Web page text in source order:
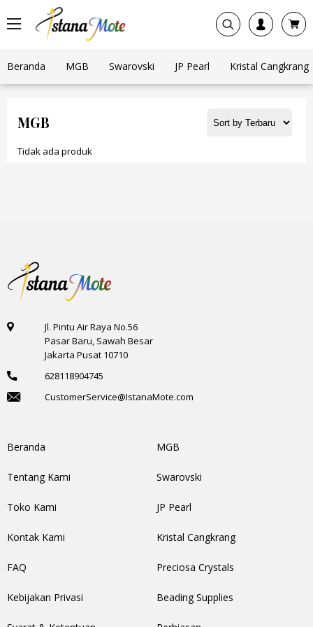
Beranda MGB Swarovski JP Pearl Kristal Cangkrang
MGB
Tidak ada produk
Jl. Pintu Air Raya No.56
Pasar Baru, Sawah Besar
Jakarta Pusat 10710
628118904745
CustomerService@IstanaMote.com
Beranda
Tentang Kami
Toko Kami
Kontak Kami
FAQ
Kebijakan Privasi
MGB
Swarovski
JP Pearl
Kristal Cangkrang
Preciosa Crystals
Beading Supplies